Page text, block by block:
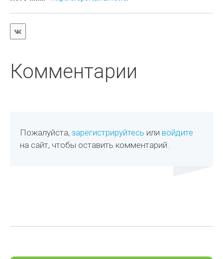
Комментарии
Пожалуйста,зарегистрируйтесь или войдите
на сайт, чтобы оставить комментарий.